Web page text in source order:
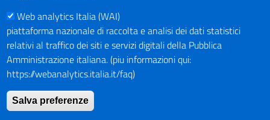
PAGAMENTI
SOCIAL NETWORKS
Pagina Facebook
Profilo Instagram
Web analytics Italia (WAI)
piattaforma nazionale di raccolta e analisi dei dati statistici
relativi al traffico dei siti e servizi digitali della Pubblica
Amministrazione italiana. (piu informazioni qui:
https://webanalytics.italia.it/faq)
Salva preferenze